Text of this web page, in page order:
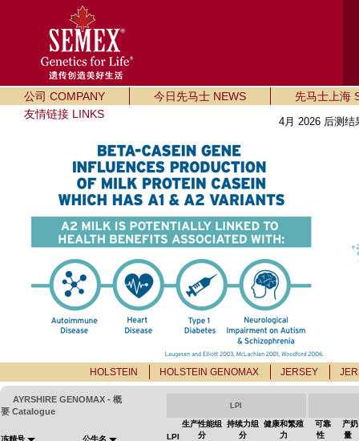
公司 COMPANY 今日先马士 NEWS
先马士上海
友情链接 LINKS
4月 2026 后测
HOLSTEIN HOLSTEIN GENOMAX JERSEY
AYRSHIRE GENOMAX - 概
要 Catalogue
LPI
冻精号 公牛名 LPI
生产性能组
分
持续力组
分
健康和繁殖
力
可靠
性
产奶
量